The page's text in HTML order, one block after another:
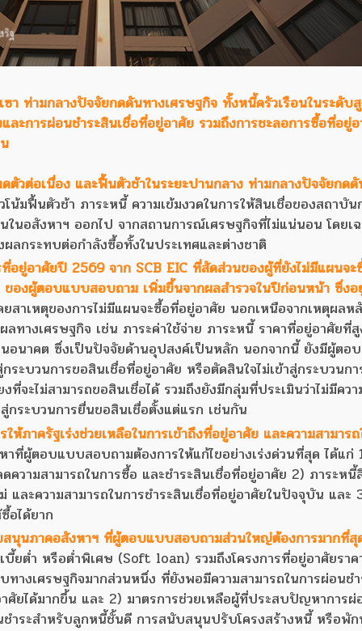
า ท่ามกลางปัจจัยกดดันทางเศรษฐกิจ ทั้งหนี้ครัวเรือนในระดับ
ละการผ่อนชำระสินเชื่อที่อยู่อาศัย รวมถึงการชะลอการซื้อที่อยู่
วต่อเนื่อง และฟื้นตัวช้าในระยะปานกลาง ท่ามกลางปัจจัยกด
น้มฟื้นตัวช้า ภาระหนี้ ความเข้มงวดในการให้สินเชื่อของสถาบัน
ในอสังหาฯ ออกไป จากสถานการณ์เศรษฐกิจที่ไม่แน่นอน โดยเ
ลกระทบต่อกำลังซื้อทั้งในประเทศและต่างชาติ
อยู่อาศัยปี 2569 จาก SCB EIC ที่สัดส่วนของผู้ที่ยังไม่มีแผนจ
องผู้ตอบแบบสอบถาม เพิ่มขึ้นจากผลสำรวจในปีก่อนหน้า ซึ่ง
สาเหตุของการไม่มีแผนจะซื้อที่อยู่อาศัย นอกเหนือจากเหตุผลห
ทางเศรษฐกิจ เช่น ภาระค่าใช้จ่าย ภาระหนี้ ราคาที่อยู่อาศัยที่
อนาคต ซึ่งเป็นปัจจัยด้านอุปสงค์เป็นหลัก นอกจากนี้ ยังมีผู้ตอบ
ระบวนการขอสินเชื่อที่อยู่อาศัย หรือตัดสินใจไม่เข้าสู่กระบวนก
ที่จะไม่สามารถขอสินเชื่อได้ รวมถึงยังมีกลุ่มที่ประเมินว่าไม่มีคว
กระบวนการยื่นขอสินเชื่อตั้งแต่แรก เช่นกัน
ภาครัฐเร่งช่วยเหลือในการเข้าถึงที่อยู่อาศัย และความสามาร
ที่ผู้ตอบแบบสอบถามต้องการให้แก้ไขอย่างเร่งด่วนที่สุด ได้แก่
ดความสามารถในการซื้อ และชำระสินเชื่อที่อยู่อาศัย 2) ภาระห
และความสามารถในการชำระสินเชื่อที่อยู่อาศัยในปัจจุบัน และ
อได้ยาก
สนุนภาคอสังหาฯ ที่ผู้ตอบแบบสอบถามส่วนใหญ่ต้องการมากที่สุ
บี้ยต่ำ หรือต่ำพิเศษ (Soft loan) รวมถึงโครงการที่อยู่อาศัยราค
ทางเศรษฐกิจมากส่วนหนึ่ง ที่ยังพอมีความสามารถในการผ่อนช
ศัยได้มากขึ้น และ 2) มาตรการช่วยเหลือผู้ที่ประสบปัญหาการผ่
ชำระสำหรับลูกหนี้ชั้นดี การสนับสนุนปรับโครงสร้างหนี้ หรือพั